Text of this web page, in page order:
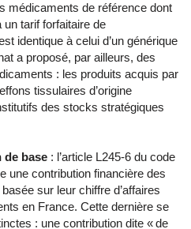
médicaments de référence dont
tarif forfaitaire de
identique à celui d’un générique
a proposé, par ailleurs, des
: les produits acquis par
tissulaires d’origine
des stocks stratégiques
base : l’article L245-6 du code
une contribution financière des
sur leur chiffre d’affaires
en France. Cette dernière se
: une contribution dite « de